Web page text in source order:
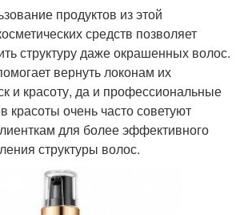
продуктов из этой
средств позволяет
структуру даже окрашенных волос.
вернуть локонам их
и красоту, да и профессиональные
красоты очень часто советуют
для более эффективного
структуры волос.